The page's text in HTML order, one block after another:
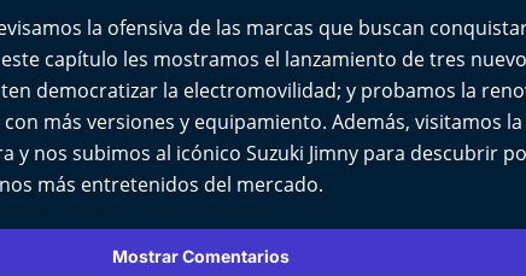
la ofensiva de las marcas que buscan
capítulo les mostramos el lanzamiento de tres
democratizar la electromovilidad; y probamos la
más versiones y equipamiento. Además, visitamos
y nos subimos al icónico Suzuki Jimny para descubrir
más entretenidos del mercado.
Mostrar Comentarios